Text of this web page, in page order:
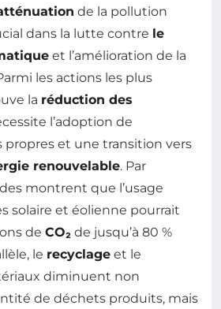
de la pollution
dans la lutte contre le
et l’amélioration de la
les actions les plus
la réduction des
l’adoption de
et une transition vers
renouvelable. Par
montrent que l’usage
solaire et éolienne pourrait
de CO₂ de jusqu’à 80 %
le recyclage et le
diminuent non
de déchets produits, mais